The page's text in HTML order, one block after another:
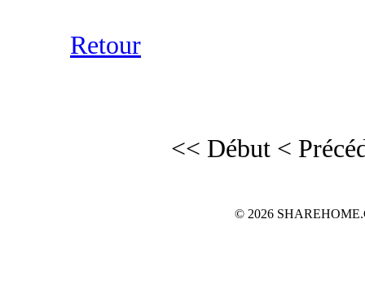
Retour
<< Début <
© 2026